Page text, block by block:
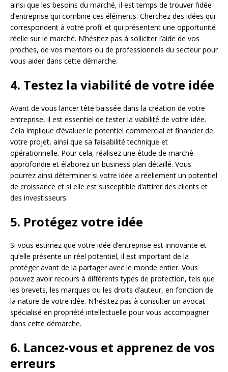
ainsi que les besoins du marché, il est temps de trouver l’idée
d’entreprise qui combine ces éléments. Cherchez des idées qui
correspondent à votre profil et qui présentent une opportunité
réelle sur le marché. N’hésitez pas à solliciter l’aide de vos
proches, de vos mentors ou de professionnels du secteur pour
vous aider dans cette démarche.
4. Testez la viabilité de votre idée
Avant de vous lancer tête baissée dans la création de votre
entreprise, il est essentiel de tester la viabilité de votre idée.
Cela implique d’évaluer le potentiel commercial et financier de
votre projet, ainsi que sa faisabilité technique et
opérationnelle. Pour cela, réalisez une étude de marché
approfondie et élaborez un business plan détaillé. Vous
pourrez ainsi déterminer si votre idée a réellement un potentiel
de croissance et si elle est susceptible d’attirer des clients et
des investisseurs.
5. Protégez votre idée
Si vous estimez que votre idée d’entreprise est innovante et
qu’elle présente un réel potentiel, il est important de la
protéger avant de la partager avec le monde entier. Vous
pouvez avoir recours à différents types de protection, tels que
les brevets, les marques ou les droits d’auteur, en fonction de
la nature de votre idée. N’hésitez pas à consulter un avocat
spécialisé en propriété intellectuelle pour vous accompagner
dans cette démarche.
6. Lancez-vous et apprenez de vos
erreurs